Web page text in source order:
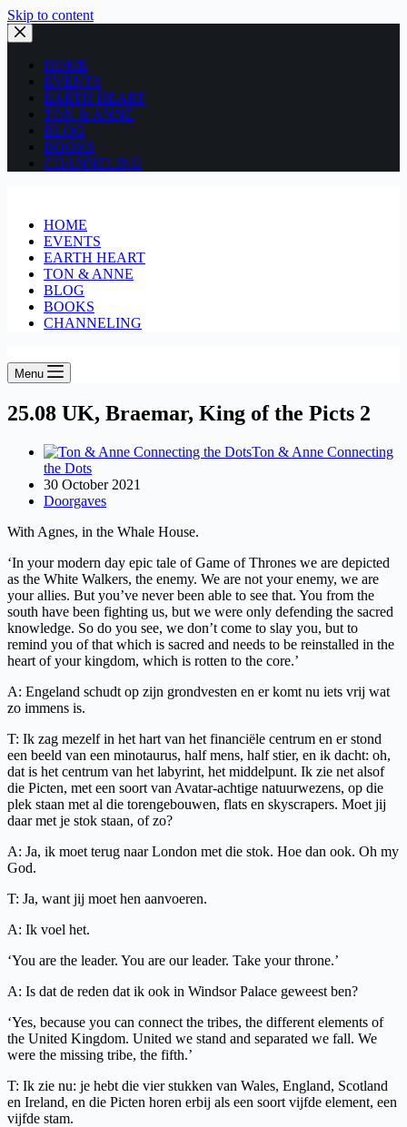
Skip to content
HOME
EVENTS
EARTH HEART
TON & ANNE
BLOG
BOOKS
CHANNELING
HOME
EVENTS
EARTH HEART
TON & ANNE
BLOG
BOOKS
CHANNELING
Menu
25.08 UK, Braemar, King of the Picts 2
Ton & Anne Connecting
the Dots
30 October 2021
Doorgaves
With Agnes, in the Whale House.
‘In your modern day epic tale of Game of Thrones we are depicted
as the White Walkers, the enemy. We are not your enemy, we are
your allies. But you’ve never been able to see that. You from the
south have been fighting us, but we were only defending the sacred
knowledge. So do you see, we don’t come to slay you, but to
remind you of that which is sacred and needs to be reinstalled in the
heart of your kingdom, which is rotten to the core.’
A: Engeland schudt op zijn grondvesten en er komt nu iets vrij wat
zo immens is.
T: Ik zag mezelf in het hart van het financiële centrum en er stond
een beeld van een minotaurus, half mens, half stier, en ik dacht: oh,
dat is het centrum van het labyrint, het middelpunt. Ik zie net alsof
die Picten, met een soort van Avatar-achtige natuurwezens, op die
plek staan met al die torengebouwen, flats en skyscrapers. Moet jij
daar met je stok staan, of zo?
A: Ja, ik moet terug naar London met die stok. Hoe dan ook. Oh my
God.
T: Ja, want jij moet hen aanvoeren.
A: Ik voel het.
‘You are the leader. You are our leader. Take your throne.’
A: Is dat de reden dat ik ook in Windsor Palace geweest ben?
‘Yes, because you can connect the tribes, the different elements of
the United Kingdom. United we stand and separated we fall. We
were the missing tribe, the fifth.’
T: Ik zie nu: je hebt die vier stukken van Wales, England, Scotland
en Ireland, en die Picten horen erbij als een soort vijfde element, een
vijfde stam.